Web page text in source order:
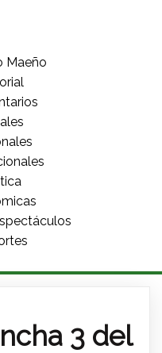
Maeño
3 del